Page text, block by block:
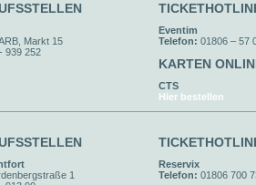
Markt 15
939 252
Eventim
Telefon: 01806 – 57
KARTEN
CTS
Hier bestellen
1
Reservix
Telefon: 01806 700